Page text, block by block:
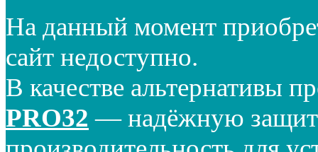
На данный момент
сайт недоступно.
В качестве альтернативы
PRO32 — надёжную